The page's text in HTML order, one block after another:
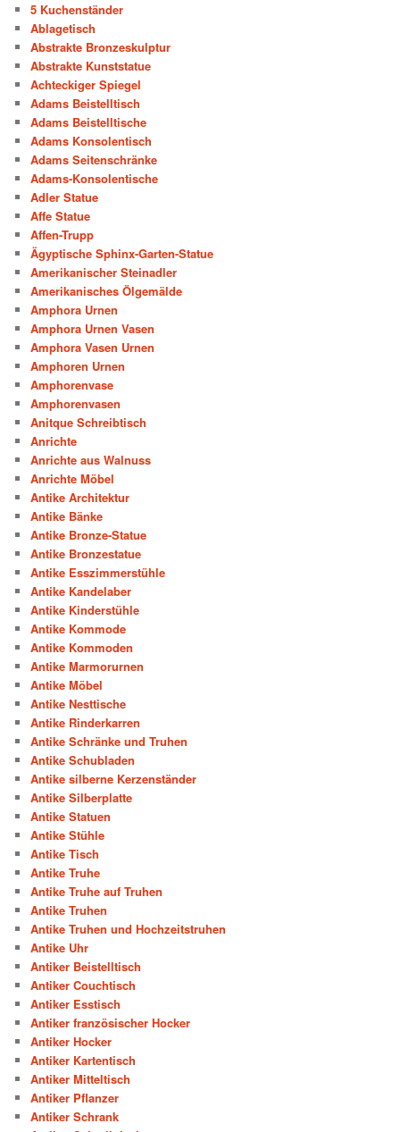
5 Kuchenständer
Ablagetisch
Abstrakte Bronzeskulptur
Abstrakte Kunststatue
Achteckiger Spiegel
Adams Beistelltisch
Adams Beistelltische
Adams Konsolentisch
Adams Seitenschränke
Adams-Konsolentische
Adler Statue
Affe Statue
Affen-Trupp
Ägyptische Sphinx-Garten-Statue
Amerikanischer Steinadler
Amerikanisches Ölgemälde
Amphora Urnen
Amphora Urnen Vasen
Amphora Vasen Urnen
Amphoren Urnen
Amphorenvase
Amphorenvasen
Anitque Schreibtisch
Anrichte
Anrichte aus Walnuss
Anrichte Möbel
Antike Architektur
Antike Bänke
Antike Bronze-Statue
Antike Bronzestatue
Antike Esszimmerstühle
Antike Kandelaber
Antike Kinderstühle
Antike Kommode
Antike Kommoden
Antike Marmorurnen
Antike Möbel
Antike Nesttische
Antike Rinderkarren
Antike Schränke und Truhen
Antike Schubladen
Antike silberne Kerzenständer
Antike Silberplatte
Antike Statuen
Antike Stühle
Antike Tisch
Antike Truhe
Antike Truhe auf Truhen
Antike Truhen
Antike Truhen und Hochzeitstruhen
Antike Uhr
Antiker Beistelltisch
Antiker Couchtisch
Antiker Esstisch
Antiker französischer Hocker
Antiker Hocker
Antiker Kartentisch
Antiker Mitteltisch
Antiker Pflanzer
Antiker Schrank